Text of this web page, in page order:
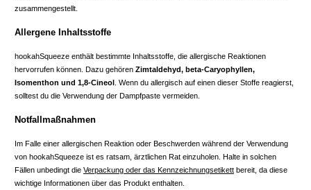
zusammengestellt.
Allergene Inhaltsstoffe
hookahSqueeze enthält bestimmte Inhaltsstoffe, die allergische Reaktionen
hervorrufen können. Dazu gehören Zimtaldehyd, beta-Caryophyllen,
Isomenthon und 1,8-Cineol . Wenn du allergisch auf einen dieser Stoffe reagierst,
solltest du die Verwendung der Dampfpaste vermeiden.
Notfallmaßnahmen
Im Falle einer allergischen Reaktion oder Beschwerden während der Verwendung
von hookahSqueeze ist es ratsam, ärztlichen Rat einzuholen. Halte in solchen
Fällen unbedingt die Verpackung oder das Kennzeichnungsetikett bereit, da diese
wichtige Informationen über das Produkt enthalten.